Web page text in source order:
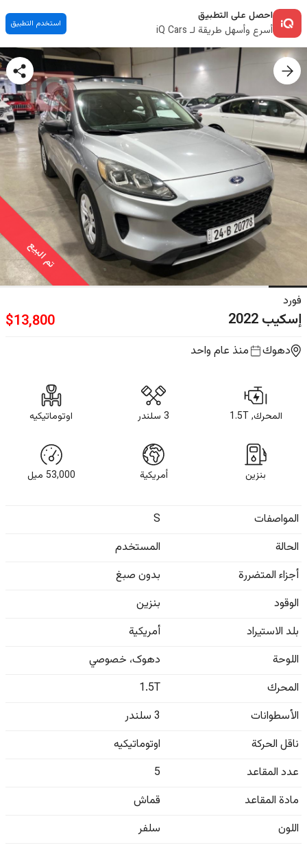
احصل على التطبيق
أسرع وأسهل طريقة لـ iQ Cars
استخدم التطبيق
تم البيع
فورد
إسكيب2022
$13,800
دهوك منذ عام واحد
المحرك, 1.5T 3 سلندر اوتوماتيكيه
بنزين أمريكية 53,000 ميل
المواصفات
S
الحالة
المستخدم
أجزاء المتضررة
بدون صبغ
الوقود
بنزين
بلد الاستيراد
أمريكية
اللوحة
دهوک، خصوصي
المحرك
1.5T
الأسطوانات
3 سلندر
ناقل الحركة
اوتوماتيكيه
عدد المقاعد
5
مادة المقاعد
قماش
اللون
سلفر